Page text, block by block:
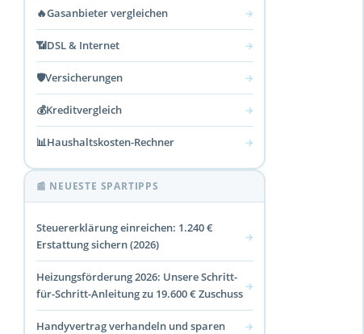
🔥Gasanbieter vergleichen →
📶DSL & Internet →
🛡️Versicherungen →
💰Kreditvergleich →
📊Haushaltskosten-Rechner →
📰 NEUESTE SPARTIPPS
Steuererklärung einreichen: 1.240 €
Erstattung sichern (2026)
→
Heizungsförderung 2026: Unsere Schritt-
für-Schritt-Anleitung zu 19.600 € Zuschuss
→
Handyvertrag verhandeln und sparen →